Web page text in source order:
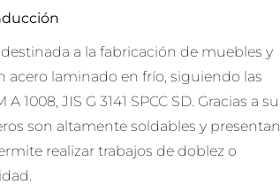
a la fabricación de muebles y
acero laminado en frío, siguiendo las
1008, JIS G 3141 SPCC SD. Gracias a su
son altamente soldables y presentan
realizar trabajos de doblez o